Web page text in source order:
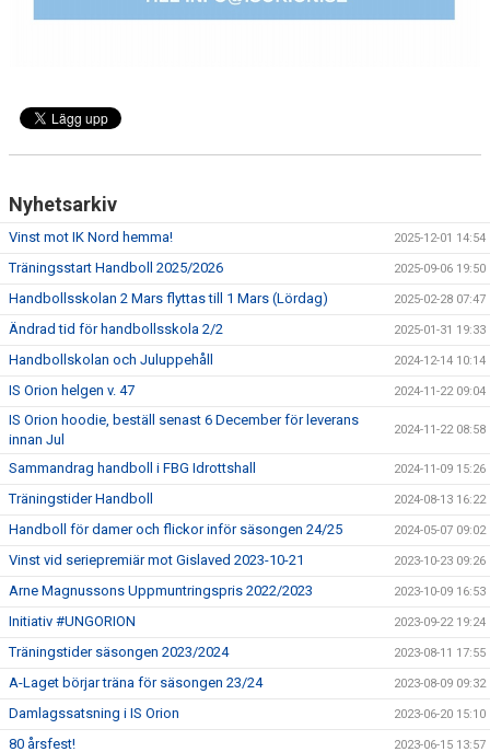
Nyhetsarkiv
Vinst mot IK Nord hemma! 2025-12-01 14:54
Träningsstart Handboll 2025/2026 2025-09-06 19:50
Handbollsskolan 2 Mars flyttas till 1 Mars (Lördag) 2025-02-28 07:47
Ändrad tid för handbollsskola 2/2 2025-01-31 19:33
Handbollskolan och Juluppehåll 2024-12-14 10:14
IS Orion helgen v. 47 2024-11-22 09:04
IS Orion hoodie, beställ senast 6 December för leverans
innan Jul
2024-11-22 08:58
Sammandrag handboll i FBG Idrottshall 2024-11-09 15:26
Träningstider Handboll 2024-08-13 16:22
Handboll för damer och flickor inför säsongen 24/25 2024-05-07 09:02
Vinst vid seriepremiär mot Gislaved 2023-10-21 2023-10-23 09:26
Arne Magnussons Uppmuntringspris 2022/2023 2023-10-09 16:53
Initiativ #UNGORION 2023-09-22 19:24
Träningstider säsongen 2023/2024 2023-08-11 17:55
A-Laget börjar träna för säsongen 23/24 2023-08-09 09:32
Damlagssatsning i IS Orion 2023-06-20 15:10
80 årsfest! 2023-06-15 13:57